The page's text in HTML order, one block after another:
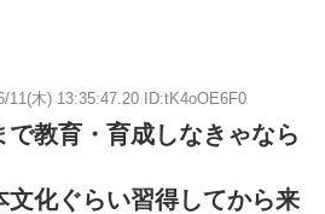
11(木) 13:35:47.20 ID:tK4oOE6F0
教育・育成しなきゃなら
文化ぐらい習得してから来